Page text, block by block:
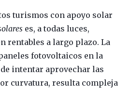
turismos con apoyo solar
es, a todas luces,
rentables a largo plazo. La
fotovoltaicos en la
intentar aprovechar las
curvatura, resulta compleja